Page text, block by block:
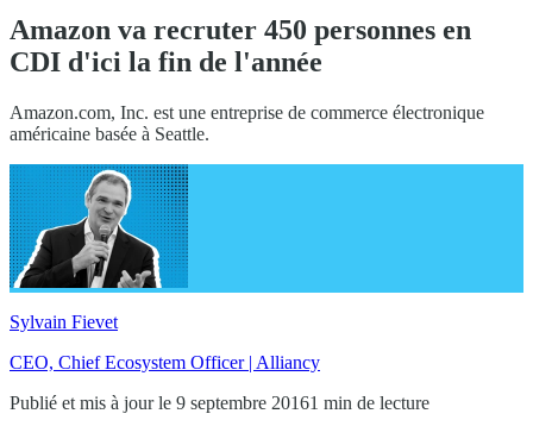
Amazon va recruter 450 personnes en
CDI d'ici la fin de l'année
Amazon.com, Inc. est une entreprise de commerce électronique
américaine basée à Seattle.
Sylvain Fievet
CEO, Chief Ecosystem Officer | Alliancy
Publié et mis à jour le 9 septembre 20161 min de lecture